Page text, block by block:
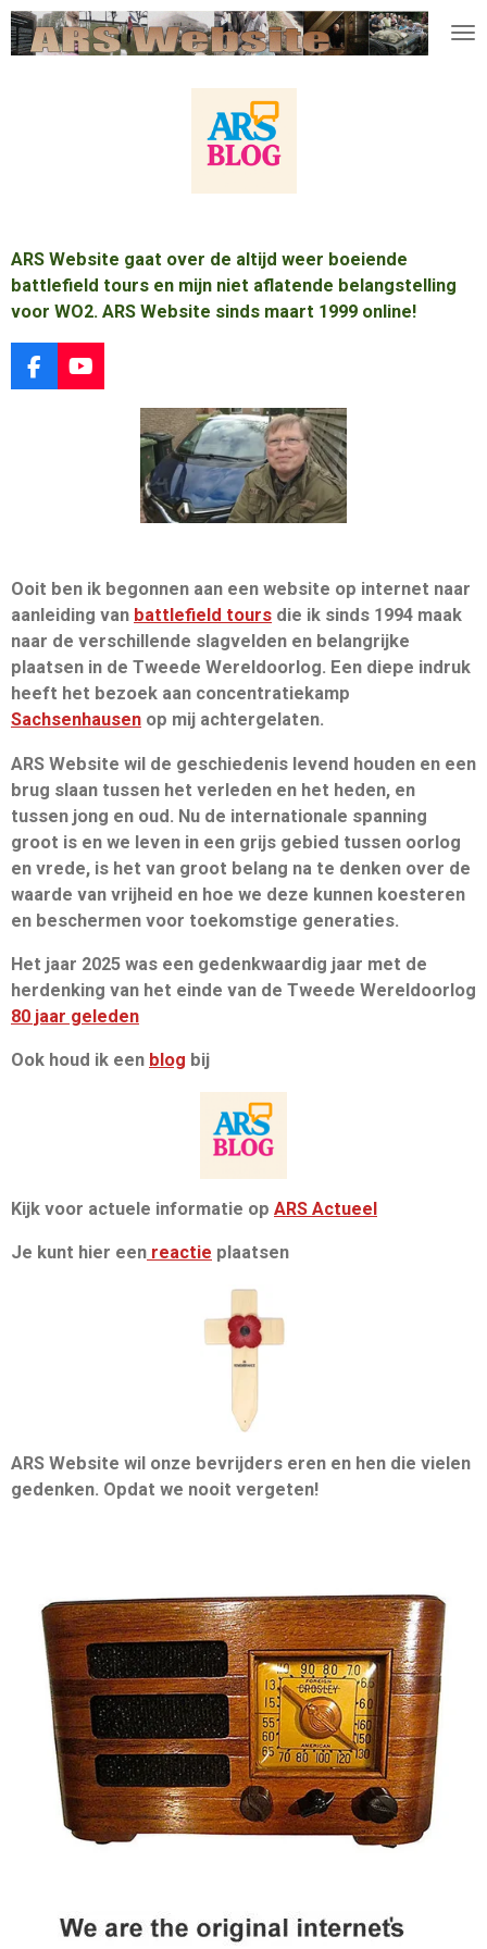
Ga
direct
ARS Website gaat over de altijd weer boeiende
battlefield tours en mijn niet aflatende belangstelling
voor WO2. ARS Website sinds maart 1999 online!
F
a
Y
o
Ooit ben ik begonnen aan een website op internet naar
aanleiding van battlefield tours die ik sinds 1994 maak
naar de verschillende slagvelden en belangrijke
plaatsen in de Tweede Wereldoorlog. Een diepe indruk
heeft het bezoek aan concentratiekamp
Sachsenhausen op mij achtergelaten.
ARS Website wil de geschiedenis levend houden en een
brug slaan tussen het verleden en het heden, en
tussen jong en oud. Nu de internationale spanning
groot is en we leven in een grijs gebied tussen oorlog
en vrede, is het van groot belang na te denken over de
waarde van vrijheid en hoe we deze kunnen koesteren
en beschermen voor toekomstige generaties.
Het jaar 2025 was een gedenkwaardig jaar met de
herdenking van het einde van de Tweede Wereldoorlog
80 jaar geleden
Ook houd ik een blog bij
Kijk voor actuele informatie op ARS Actueel
Je kunt hier een reactie plaatsen
ARS Website wil onze bevrijders eren en hen die vielen
gedenken. Opdat we nooit vergeten!